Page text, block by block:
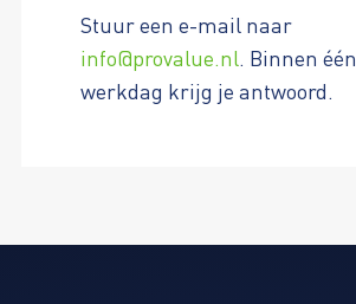
Stuur een e-mail naar
info@provalue.nl. Binnen één
werkdag krijg je antwoord.